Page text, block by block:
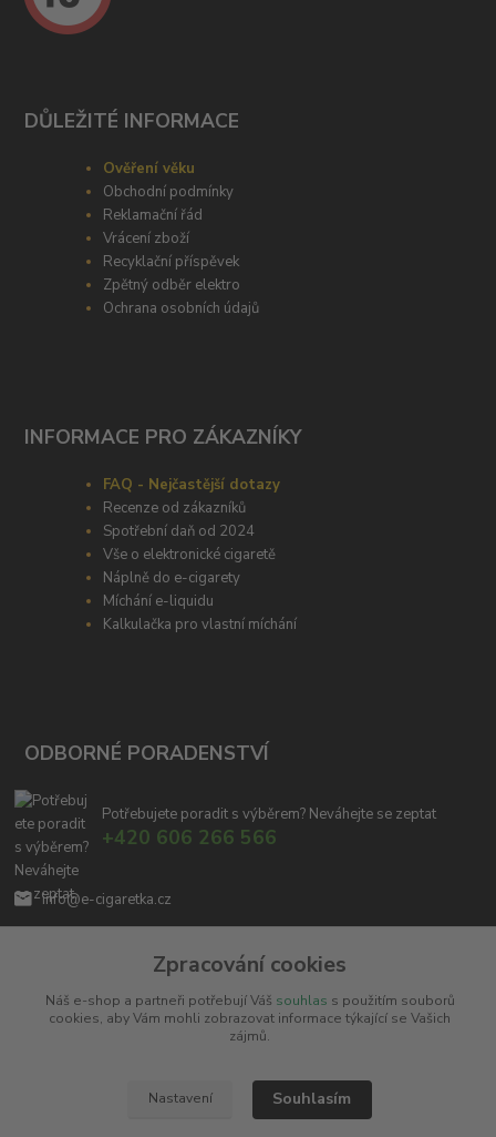
DŮLEŽITÉ INFORMACE
Ověření věku
Obchodní podmínky
Reklamační řád
Vrácení zboží
Recyklační příspěvek
Zpětný odběr elektro
Ochrana osobních údajů
INFORMACE PRO ZÁKAZNÍKY
FAQ - Nejčastější dotazy
Recenze od zákazníků
Spotřební daň od 2024
Vše o elektronické cigaretě
Náplně do e-cigarety
Míchání e-liquidu
Kalkulačka pro vlastní míchání
ODBORNÉ PORADENSTVÍ
Potřebujete poradit s výběrem? Neváhejte se zeptat
+420 606 266 566
info@e-cigaretka.cz
Miroslav Černý - MCx.cz. Všechna práva vyhrazena.
Zpracování cookies
Náš e-shop a partneři potřebují Váš souhlas s použitím souborů
cookies, aby Vám mohli zobrazovat informace týkající se Vašich
zájmů.
Nastavení Souhlasím